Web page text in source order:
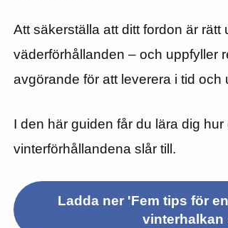
Att säkerställa att ditt fordon är rätt
väderförhållanden – och uppfyller
avgörande för att leverera i tid och
I den här guiden får du lära dig
vinterförhållandena slår till.
Ladda ner 'Fem tips för
vinterhalkan